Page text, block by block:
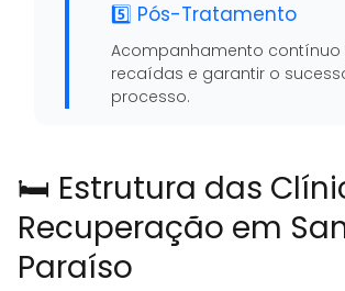
5️⃣ Pós-Tratamento
Acompanhamento contínuo
recaídas e garantir o
processo.
🛏️ Estrutura das
Recuperação em
Paraíso